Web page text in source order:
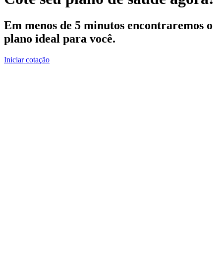
Em menos de 5 minutos encontraremos o
plano ideal para você.
Iniciar cotação